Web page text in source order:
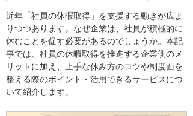
近年「社員の休暇取得」を支援する動きが広ま
りつつあります。なぜ企業は、社員が積極的に
休むことを促す必要があるのでしょうか。本記
事では、社員の休暇取得を推進する企業側のメ
リットに加え、上手な休み方のコツや制度面を
整える際のポイント・活用できるサービスにつ
いて紹介します。